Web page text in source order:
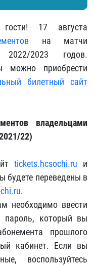
17 августа
на матчи
2023 годов.
можно приобрести
билетный сайт
владельцами
22)
tickets.hcsochi.ru и
будете переведены в
.
необходимо ввести
пароль, который вы
прошлого
кабинет. Если вы
воспользуйтесь